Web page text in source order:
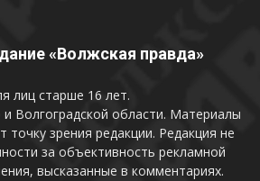
«Волжская правда»
лиц старше 16 лет.
Волгоградской области. Материалы
точку зрения редакции. Редакция не
за объективность рекламной
высказанные в комментариях.